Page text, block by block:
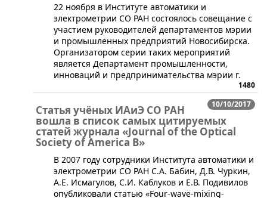
​22 ноября в Институте автоматики и
электрометрии СО РАН состоялось совещание с
участием руководителей департаментов мэрии
и промышленных предприятий Новосибирска.
Организатором серии таких мероприятий
является Департамент промышленности,
инноваций и предпринимательства мэрии г.
1480
10/10/2017
Статья учёных ИАиЭ СО РАН
вошла в список самых цитируемых
статей журнала «Journal of the Optical
Society of America B»
В 2007 году сотрудники Института автоматики и
электрометрии СО РАН С.А. Бабин, Д.В. Чуркин,
А.Е. Исмагулов, С.И. Каблуков и Е.В. Подивилов
опубликовали статью «Four-wave-mixing-